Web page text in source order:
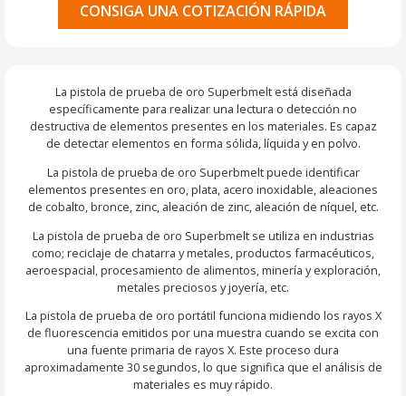
CONSIGA UNA COTIZACIÓN RÁPIDA
La pistola de prueba de oro Superbmelt está diseñada
específicamente para realizar una lectura o detección no
destructiva de elementos presentes en los materiales. Es capaz
de detectar elementos en forma sólida, líquida y en polvo.
La pistola de prueba de oro Superbmelt puede identificar
elementos presentes en oro, plata, acero inoxidable, aleaciones
de cobalto, bronce, zinc, aleación de zinc, aleación de níquel, etc.
La pistola de prueba de oro Superbmelt se utiliza en industrias
como; reciclaje de chatarra y metales, productos farmacéuticos,
aeroespacial, procesamiento de alimentos, minería y exploración,
metales preciosos y joyería, etc.
La pistola de prueba de oro portátil funciona midiendo los rayos X
de fluorescencia emitidos por una muestra cuando se excita con
una fuente primaria de rayos X. Este proceso dura
aproximadamente 30 segundos, lo que significa que el análisis de
materiales es muy rápido.